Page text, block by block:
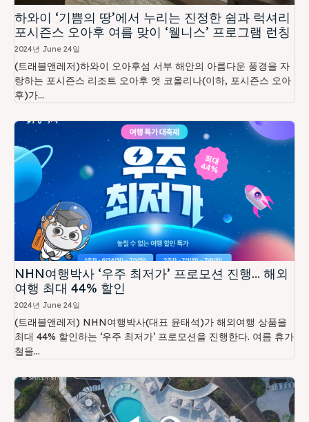
하와이 ‘기쁨의 땅’에서 누리는 진정한 쉼과 럭셔리
포시즌스 오아후 여름 맞이 ‘웰니스’ 프로그램 런칭
2024년 June 24일
(트래블앤레저)하와이 오아후섬 서부 해안의 아름다운 풍경을 자
랑하는 포시즌스 리조트 오아후 앳 코올리나(이하, 포시즌스 오아
후)가...
NHN여행박사 ‘우주 최저가’ 프로모션 진행… 해외
여행 최대 44% 할인
2024년 June 24일
(트래블앤레저) NHN여행박사(대표 윤태석)가 해외여행 상품을
최대 44% 할인하는 ‘우주 최저가’ 프로모션을 진행한다. 여름 휴가
철을...